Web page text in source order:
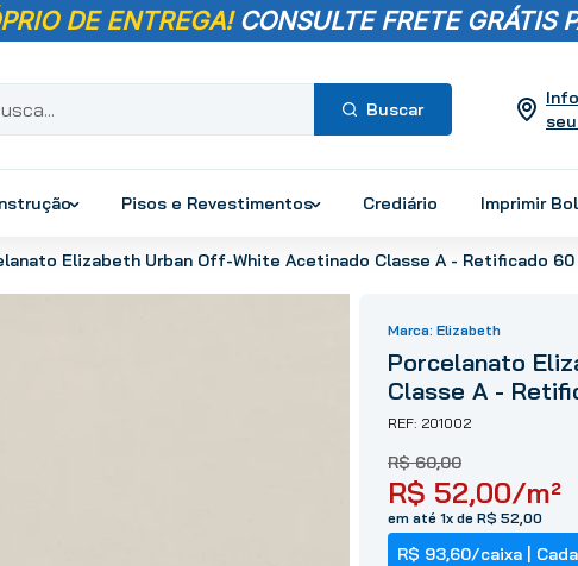
DE ENTREGA! CONSULTE FRETE GRÁTIS
Pisos e Revestimentos Crediário Imprimir
Elizabeth Urban Off-White Acetinado Classe A - Retificado 60
Elizabeth
Porcelanato
Classe A -
201002
R$ 60,00
R$ 52,00/m²
em até 1x de R$ 52,00
R$ 93,60/caixa |
Termos mais
2º
porcelanato
revestimento
vaso sanitário
chuveiro